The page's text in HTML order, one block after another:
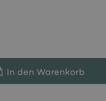
In den Warenkorb